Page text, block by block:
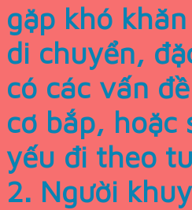
gặp khó
di chuyển,
có các vấn
cơ bắp, hoặc
yếu đi theo
2. Người